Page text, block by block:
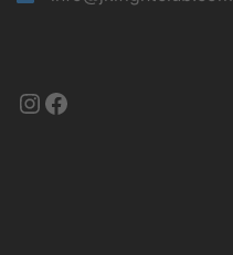
Instagram Facebook